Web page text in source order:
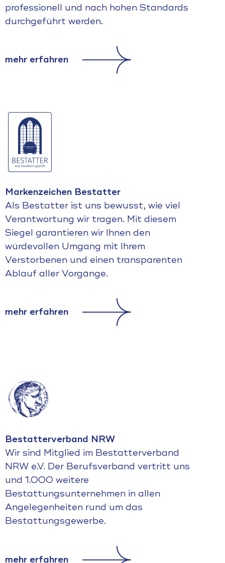
professionell und nach hohen Standards
durchgeführt werden.
mehr erfahren
Markenzeichen Bestatter
Als Bestatter ist uns bewusst, wie viel
Verantwortung wir tragen. Mit diesem
Siegel garantieren wir Ihnen den
würdevollen Umgang mit Ihrem
Verstorbenen und einen transparenten
Ablauf aller Vorgänge.
mehr erfahren
Bestatterverband NRW
Wir sind Mitglied im Bestatterverband
NRW e.V. Der Berufsverband vertritt uns
und 1.000 weitere
Bestattungsunternehmen in allen
Angelegenheiten rund um das
Bestattungsgewerbe.
mehr erfahren